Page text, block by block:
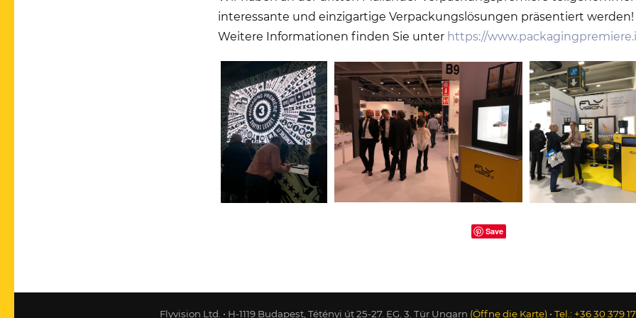
interessante und einzigartige Verpackungslösungen präsentiert werden!
Weitere Informationen finden Sie unter https://
Save
Flyvision Ltd. • H-1119 Budapest, Tétényi út 25-27. EG. 3. Tür Ungarn (Öffne die Karte) • Tel.: +36 30 379